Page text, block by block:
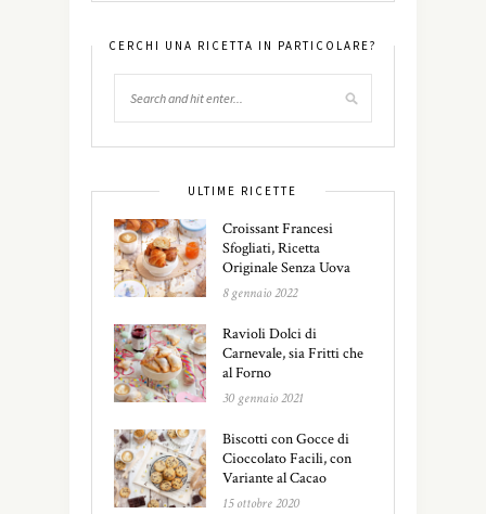
CERCHI UNA RICETTA IN PARTICOLARE?
ULTIME RICETTE
Croissant Francesi
Sfogliati, Ricetta
Originale Senza Uova
8 gennaio 2022
Ravioli Dolci di
Carnevale, sia Fritti che
al Forno
30 gennaio 2021
Biscotti con Gocce di
Cioccolato Facili, con
Variante al Cacao
15 ottobre 2020